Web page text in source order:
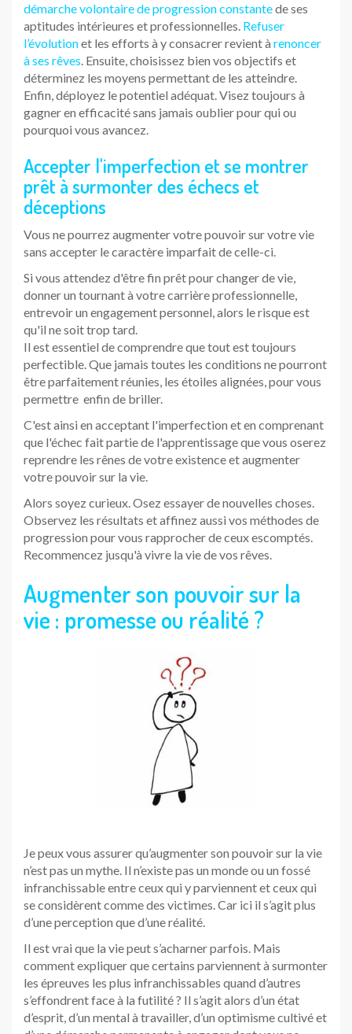
démarche volontaire de progression constantede ses
aptitudes intérieures et professionnelles. Refuser
l’évolutionet les efforts à y consacrer revient à renoncer
à ses rêves. Ensuite, choisissez bien vos objectifs et
déterminez les moyens permettant de les atteindre.
Enfin, déployez le potentiel adéquat. Visez toujours à
gagner en efficacité sans jamais oublier pour qui ou
pourquoi vous avancez.
Accepter l'imperfection et se montrer
prêt à surmonter des échecs et
déceptions
Vous ne pourrez augmenter votre pouvoir sur votre vie
sans accepter le caractère imparfait de celle-ci.
Si vous attendez d'être fin prêt pour changer de vie,
donner un tournant à votre carrière professionnelle,
entrevoir un engagement personnel, alors le risque est
qu'il ne soit trop tard.
Il est essentiel de comprendre que tout est toujours
perfectible. Que jamais toutes les conditions ne pourront
être parfaitement réunies, les étoiles alignées, pour vous
permettre enfin de briller.
C'est ainsi en acceptant l'imperfection et en comprenant
que l'échec fait partie de l'apprentissage que vous oserez
reprendre les rênes de votre existence et augmenter
votre pouvoir sur la vie.
Alors soyez curieux. Osez essayer de nouvelles choses.
Observez les résultats et affinez aussi vos méthodes de
progression pour vous rapprocher de ceux escomptés.
Recommencez jusqu'à vivre la vie de vos rêves.
Augmenter son pouvoir sur la
vie : promesse ou réalité ?
Je peux vous assurer qu’augmenter son pouvoir sur la vie
n’est pas un mythe. Il n’existe pas un monde ou un fossé
infranchissable entre ceux qui y parviennent et ceux qui
se considèrent comme des victimes. Car ici il s’agit plus
d’une perception que d’une réalité.
Il est vrai que la vie peut s’acharner parfois. Mais
comment expliquer que certains parviennent à surmonter
les épreuves les plus infranchissables quand d’autres
s’effondrent face à la futilité ? Il s’agit alors d’un état
d’esprit, d’un mental à travailler, d’un optimisme cultivé et